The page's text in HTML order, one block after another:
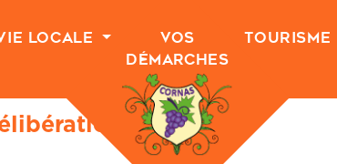
Locale
Vos
Démarches
Tourisme